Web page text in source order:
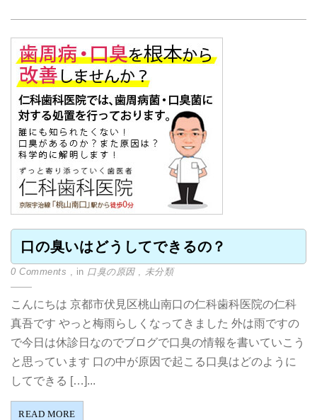
口の臭いはどうしてできるの？
0 Comments , in 口臭の原因, 未分類
こんにちは 京都市伏見区桃山南口の仁科歯科医院の仁科
真吾です やっと梅雨らしくなってきました 外は雨ですの
で今日は休診日なのでブログで口臭の情報を書いていこう
と思っています 口の中が原因で起こる口臭はどのように
してできる […]...
READ MORE